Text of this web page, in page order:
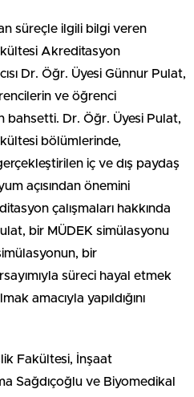
süreçle ilgili bilgi veren
Akreditasyon
Dr. Öğr. Üyesi Günnur Pulat,
ve öğrenci
bahsetti. Dr. Öğr. Üyesi Pulat,
bölümlerinde,
iç ve dış paydaş
açısından önemini
çalışmaları hakkında
bir MÜDEK simülasyonu
bir
süreci hayal etmek
amacıyla yapıldığını
Fakültesi, İnşaat
Sağdıçoğlu ve Biyomedikal